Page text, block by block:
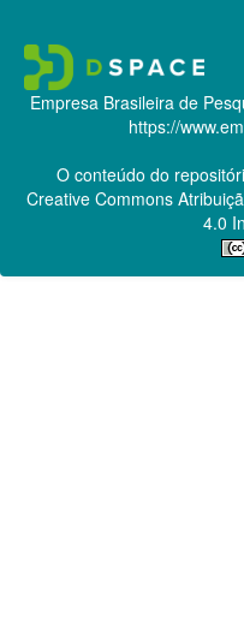
Empresa Brasileira de
https://
O conteúdo do
Creative Commons
4.0